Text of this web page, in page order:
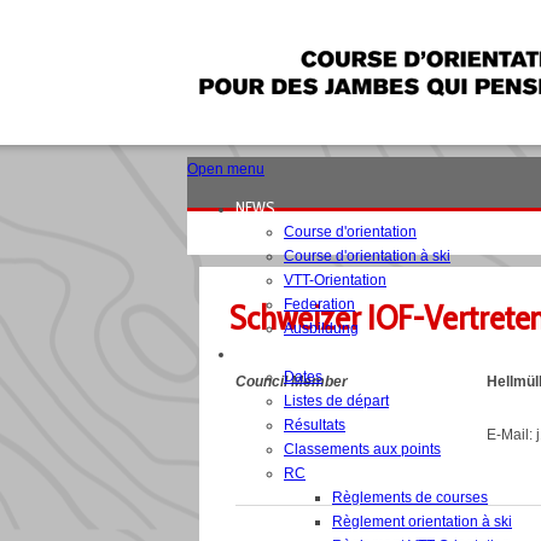
Open menu
NEWS
Course d'orientation
Course d'orientation à ski
VTT-Orientation
Federation
Ausbildung
Dates
Listes de départ
Résultats
Classements aux points
RC
Règlements de courses
Règlement orientation à ski
Schweizer IOF-
Council Member
E-Mail: